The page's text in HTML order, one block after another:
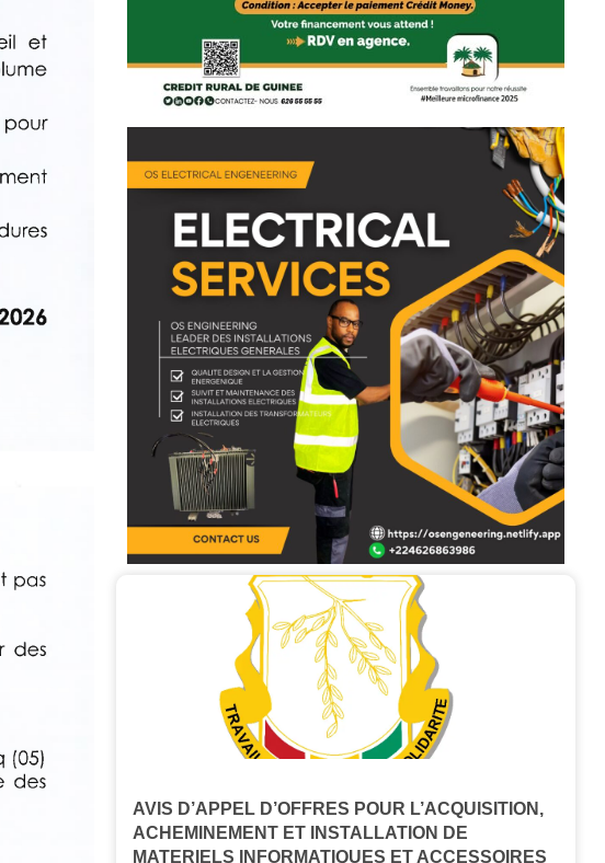
AVIS D’APPEL D’OFFRES POUR L’ACQUISITION,
ACHEMINEMENT ET INSTALLATION DE
MATERIELS INFORMATIQUES ET ACCESSOIRES